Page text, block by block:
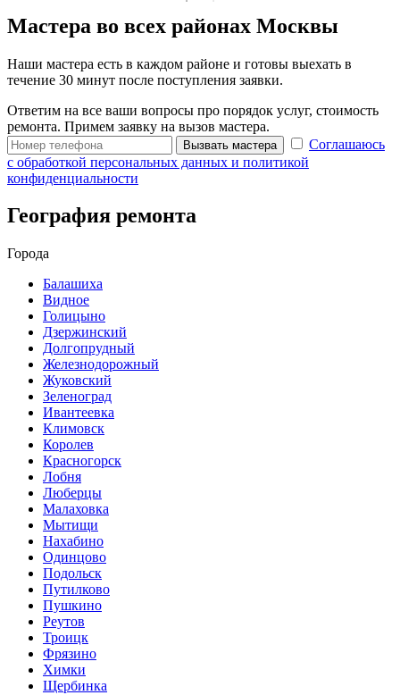
Мастера во всех районах Москвы
Наши мастера есть в каждом районе и готовы выехать в
течение 30 минут после поступления заявки.
Ответим на все ваши вопросы про порядок услуг, стоимость
ремонта. Примем заявку на вызов мастера.
Вызвать мастера
Соглашаюсь
с обработкой персональных данных и политикой
конфиденциальности
География ремонта
Города
Балашиха
Видное
Голицыно
Дзержинский
Долгопрудный
Железнодорожный
Жуковский
Зеленоград
Ивантеевка
Климовск
Королев
Красногорск
Лобня
Люберцы
Малаховка
Мытищи
Нахабино
Одинцово
Подольск
Путилково
Пушкино
Реутов
Троицк
Фрязино
Химки
Щербинка